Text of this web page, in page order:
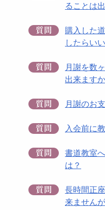
ることは
購入した
したらい
月謝を数
出来ます
月謝のお
入会前に
書道教室
は？
長時間正
来ません